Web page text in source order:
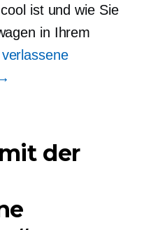
ist und wie Sie
in Ihrem
der